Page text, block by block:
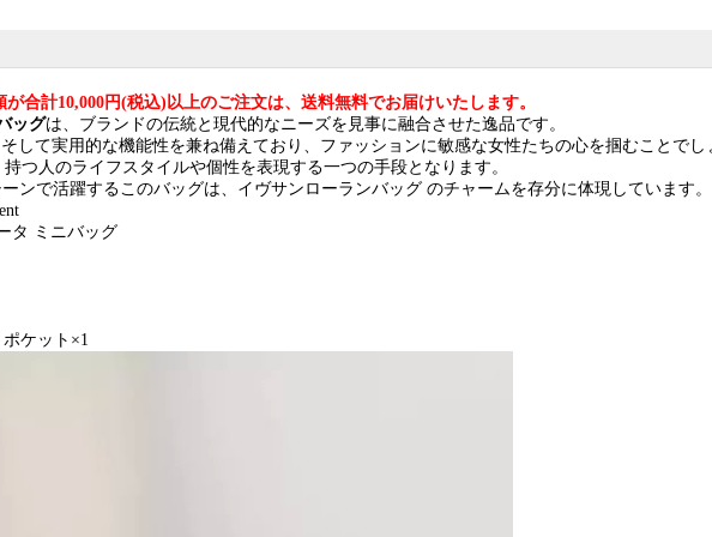
合計10,000円(税込)以上のご注文は、送料無料でお届けいたします。
ッグは、ブランドの伝統と現代的なニーズを見事に融合させた逸品です。
して実用的な機能性を兼ね備えており、ファッションに敏感な女性たちの心を掴むことでし
つ人のライフスタイルや個性を表現する一つの手段となります。
ンで活躍するこのバッグは、イヴサンローランバッグ のチャームを存分に体現しています。
タ ミニバッグ
ケット×1